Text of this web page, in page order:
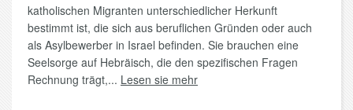
katholischen Migranten unterschiedlicher Herkunft
bestimmt ist, die sich aus beruflichen Gründen oder auch
als Asylbewerber in Israel befinden. Sie brauchen eine
Seelsorge auf Hebräisch, die den spezifischen Fragen
Rechnung trägt,... Lesen sie mehr